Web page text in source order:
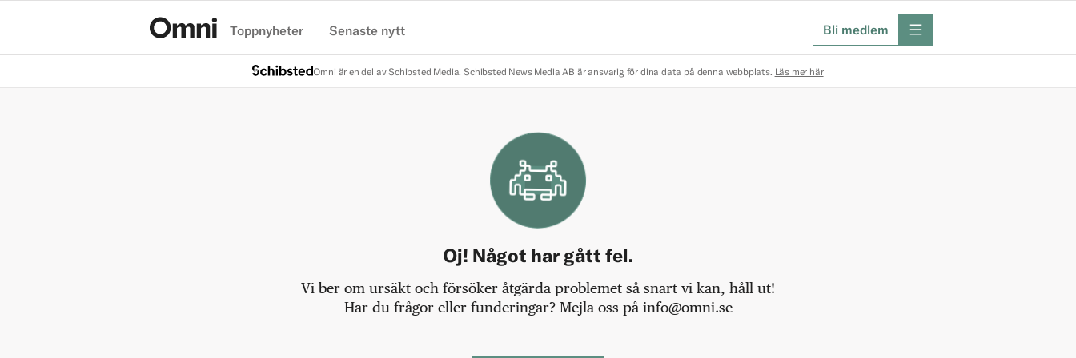
Toppnyheter Senaste nytt Bli medlem meny
Omni är en del av Schibsted Media. Schibsted News Media AB är ansvarig för dina data på denna webbplats. Läs mer här
Oj! Något har gått fel.
Vi ber om ursäkt och försöker åtgärda problemet så snart vi kan, håll ut!
Har du frågor eller funderingar? Mejla oss på info@omni.se